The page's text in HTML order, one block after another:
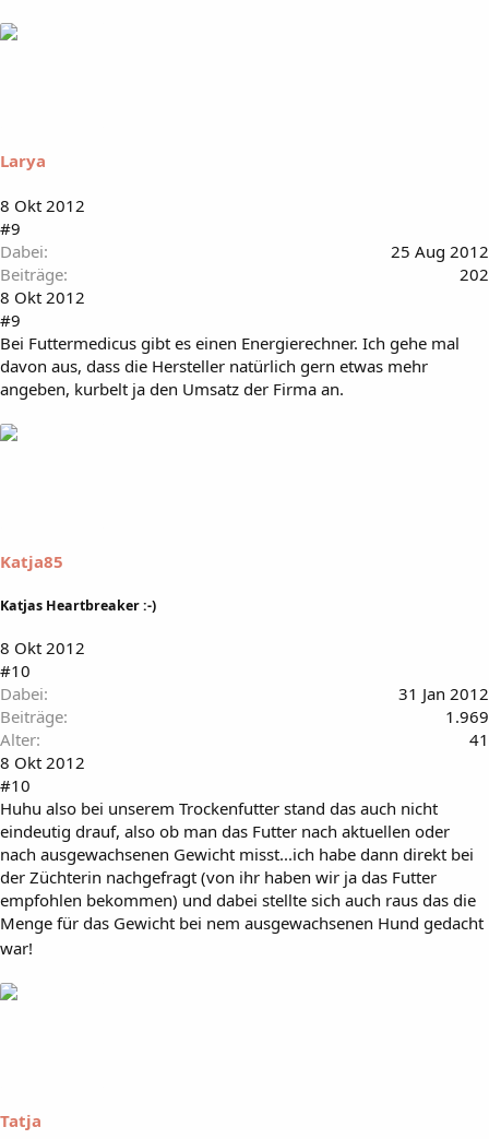
Larya
8 Okt 2012
#9
Dabei
25 Aug 2012
Beiträge
202
8 Okt 2012
#9
Bei Futtermedicus gibt es einen Energierechner. Ich gehe mal
davon aus, dass die Hersteller natürlich gern etwas mehr
angeben, kurbelt ja den Umsatz der Firma an.
Katja85
Katjas Heartbreaker :-)
8 Okt 2012
#10
Dabei
31 Jan 2012
Beiträge
1.969
Alter
41
8 Okt 2012
#10
Huhu also bei unserem Trockenfutter stand das auch nicht
eindeutig drauf, also ob man das Futter nach aktuellen oder
nach ausgewachsenen Gewicht misst...ich habe dann direkt bei
der Züchterin nachgefragt (von ihr haben wir ja das Futter
empfohlen bekommen) und dabei stellte sich auch raus das die
Menge für das Gewicht bei nem ausgewachsenen Hund gedacht
war!
Tatja